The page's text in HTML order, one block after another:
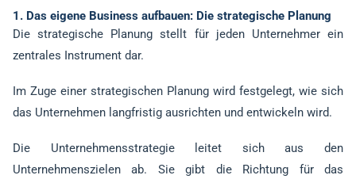
1. Das eigene Business aufbauen: Die strategische Planung
Die strategische Planung stellt für jeden Unternehmer ein
zentrales Instrument dar.
Im Zuge einer strategischen Planung wird festgelegt, wie sich
das Unternehmen langfristig ausrichten und entwickeln wird.
Die Unternehmensstrategie leitet sich aus den
Unternehmenszielen ab. Sie gibt die Richtung für das